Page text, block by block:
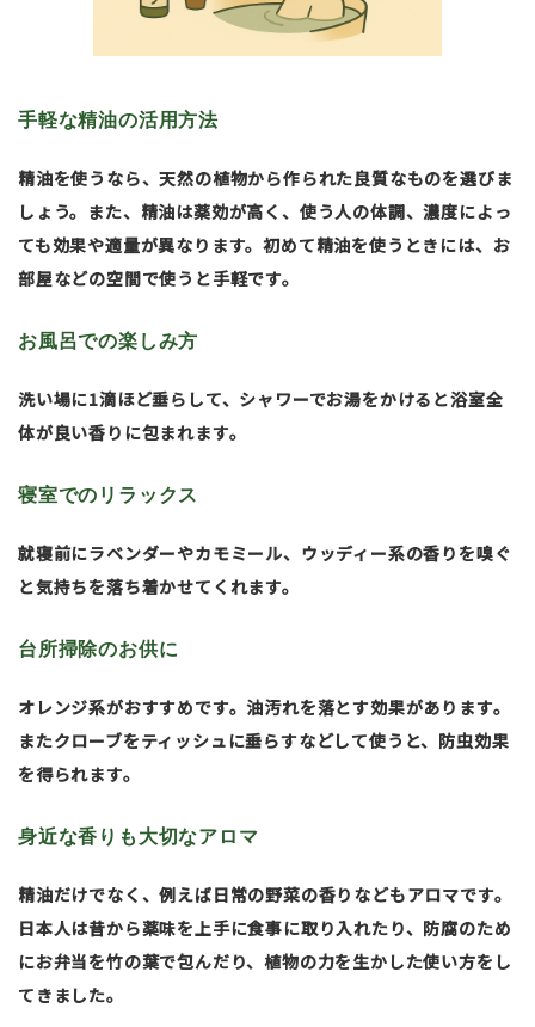
手軽な精油の活用方法
精油を使うなら、天然の植物から作られた良質なものを選びま
しょう。また、精油は薬効が高く、使う人の体調、濃度によっ
ても効果や適量が異なります。初めて精油を使うときには、お
部屋などの空間で使うと手軽です。
お風呂での楽しみ方
洗い場に1滴ほど垂らして、シャワーでお湯をかけると浴室全
体が良い香りに包まれます。
寝室でのリラックス
就寝前にラベンダーやカモミール、ウッディー系の香りを嗅ぐ
と気持ちを落ち着かせてくれます。
台所掃除のお供に
オレンジ系がおすすめです。油汚れを落とす効果があります。
またクローブをティッシュに垂らすなどして使うと、防虫効果
を得られます。
身近な香りも大切なアロマ
精油だけでなく、例えば日常の野菜の香りなどもアロマです。
日本人は昔から薬味を上手に食事に取り入れたり、防腐のため
にお弁当を竹の葉で包んだり、植物の力を生かした使い方をし
てきました。